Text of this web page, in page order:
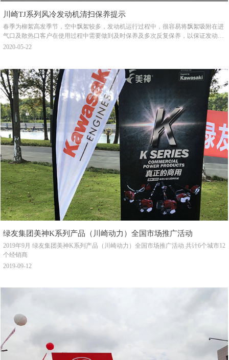
川崎TJ系列风冷发动机清扫保养提示
春季为柳絮高发季节，空中飘絮较多，发动机运行过程中，很容易将飘絮吸附在进
气口及散热口客户在使用过程中需要做到及时保养及多次反复保养，以保证发动机
的正常运转。请您及时清理您的机器的散热系统和空滤系统。
2020-05-22
绿友集团美神K系列产品（川崎动力）全国市场推广活动
2019年9月 绿友集团美神K系列产品（川崎动力）全国市场推广活动 共计6个城市12
个经销商
2019-09-12